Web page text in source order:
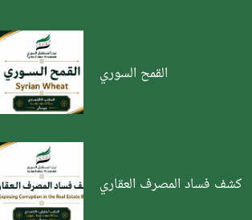
القمح السوري
كشف فساد المصرف العقاري